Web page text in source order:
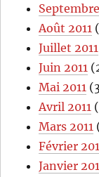
Septembre
Août 2011
Juillet 2011
Juin 2011
Mai 2011
Avril 2011
Mars 2011
Février
Janvier